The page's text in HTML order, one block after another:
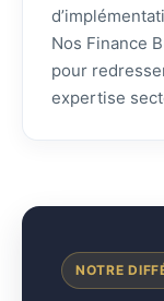
Nos Finance
pour
expertise
NOTRE